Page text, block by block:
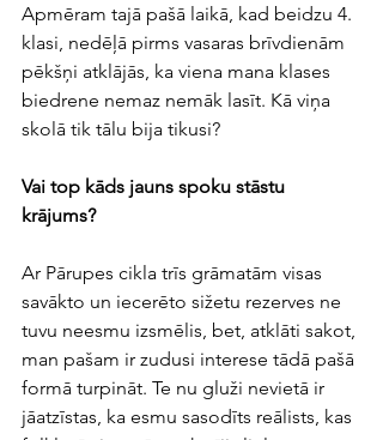
Apmēram tajā pašā laikā, kad beidzu 4.
klasi, nedēļā pirms vasaras brīvdienām
pēkšņi atklājās, ka viena mana klases
biedrene nemaz nemāk lasīt. Kā viņa
skolā tik tālu bija tikusi?
Vai top kāds jauns spoku stāstu
krājums?
Ar Pārupes cikla trīs grāmatām visas
savākto un iecerēto sižetu rezerves ne
tuvu neesmu izsmēlis, bet, atklāti sakot,
man pašam ir zudusi interese tādā pašā
formā turpināt. Te nu gluži nevietā ir
jāatzīstas, ka esmu sasodīts reālists, kas